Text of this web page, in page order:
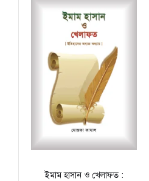
ইমাম হাসান ও খেলাফত :